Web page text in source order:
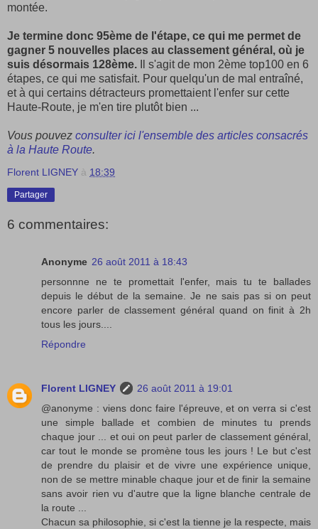
montée.
Je termine donc 95ème de l'étape, ce qui me permet de
gagner 5 nouvelles places au classement général, où je
suis désormais 128ème. Il s'agit de mon 2ème top100 en 6
étapes, ce qui me satisfait. Pour quelqu'un de mal entraîné,
et à qui certains détracteurs promettaient l'enfer sur cette
Haute-Route, je m'en tire plutôt bien ...
Vous pouvez consulter ici l'ensemble des articles consacrés
à la Haute Route.
Florent LIGNEY à 18:39
Partager
6 commentaires:
Anonyme 26 août 2011 à 18:43
personnne ne te promettait l'enfer, mais tu te ballades
depuis le début de la semaine. Je ne sais pas si on peut
encore parler de classement général quand on finit à 2h
tous les jours....
Répondre
Florent LIGNEY
26 août 2011 à 19:01
@anonyme : viens donc faire l'épreuve, et on verra si c'est
une simple ballade et combien de minutes tu prends
chaque jour ... et oui on peut parler de classement général,
car tout le monde se promène tous les jours ! Le but c'est
de prendre du plaisir et de vivre une expérience unique,
non de se mettre minable chaque jour et de finir la semaine
sans avoir rien vu d'autre que la ligne blanche centrale de
la route ...
Chacun sa philosophie, si c'est la tienne je la respecte, mais